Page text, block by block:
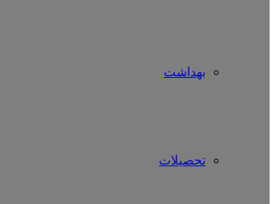
بهداشت
تحصیلات